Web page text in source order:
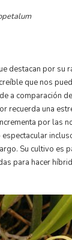
destacan por su
que nos
a comparación
recuerda una
por las
Su cultivo es
para hacer